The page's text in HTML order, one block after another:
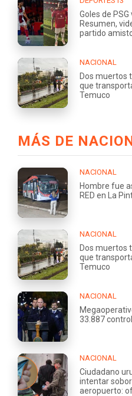
Goles de
Resumen,
partido
NACIONAL
Dos muertos
que
Temuco
MÁS DE
NACIONAL
Hombre fue
RED en La
NACIONAL
Dos muertos
que
Temuco
NACIONAL
33.887
NACIONAL
Ciudadano
intentar
aeropuerto: